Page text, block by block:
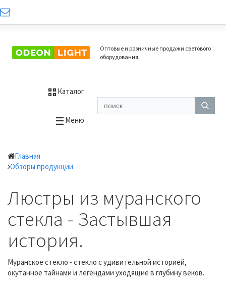
Оптовые и розничные продажи светового
оборудования
Каталог
Меню
Главная
Обзоры продукции
Люстры из муранского
стекла - Застывшая
история.
Муранское стекло - стекло с удивительной историей,
окутанное тайнами и легендами уходящие в глубину веков.